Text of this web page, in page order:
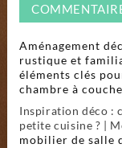
Aménagement
rustique et
éléments clés
chambre à
Inspiration déco :
petite cuisine ? |
mobilier de salle